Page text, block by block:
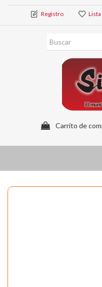
Registro Lista
Carrito de